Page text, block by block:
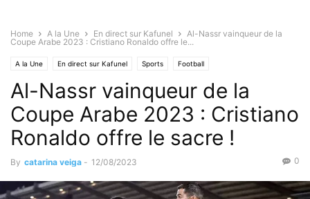
Home A la Une En direct sur Kafunel
Al-Nassr vainqueur de la
Coupe Arabe 2023 : Cristiano Ronaldo offre le...
A la Une En direct sur Kafunel Sports Football
Al-Nassr vainqueur de la
Coupe Arabe 2023 : Cristiano
Ronaldo offre le sacre !
By catarina veiga - 12/08/2023 0